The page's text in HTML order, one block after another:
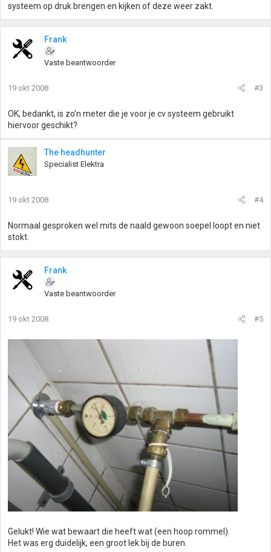
systeem op druk brengen en kijken of deze weer zakt.
Frank
Vaste beantwoorder
19 okt 2008 #3
OK, bedankt, is zo'n meter die je voor je cv systeem gebruikt
hiervoor geschikt?
The headhunter
Specialist Elektra
19 okt 2008 #4
Normaal gesproken wel mits de naald gewoon soepel loopt en niet
stokt.
Frank
Vaste beantwoorder
19 okt 2008 #5
Gelukt! Wie wat bewaart die heeft wat (een hoop rommel).
Het was erg duidelijk, een groot lek bij de buren.